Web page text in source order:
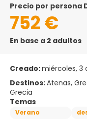
precio por persona
752 €
En base a 2 adultos
Creado:miércoles, 3
Destinos:Atenas,
Grecia
Temas
Verano